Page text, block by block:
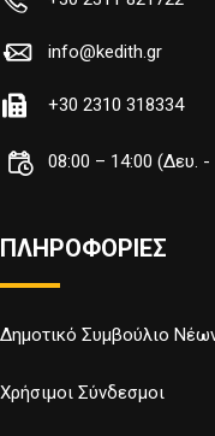
info@kedith.gr
+30 2310 318334
08:00 – 14:00 (Δευ.
ΠΛΗΡΟΦΟΡΙΕΣ
Δημοτικό Συμβούλιο
Χρήσιμοι Σύνδεσμοι